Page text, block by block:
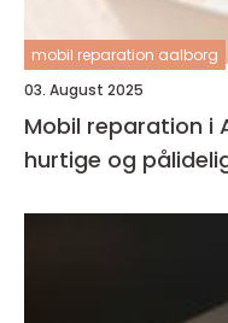
mobil reparation aalborg
03. August 2025
Mobil reparation i
hurtige og